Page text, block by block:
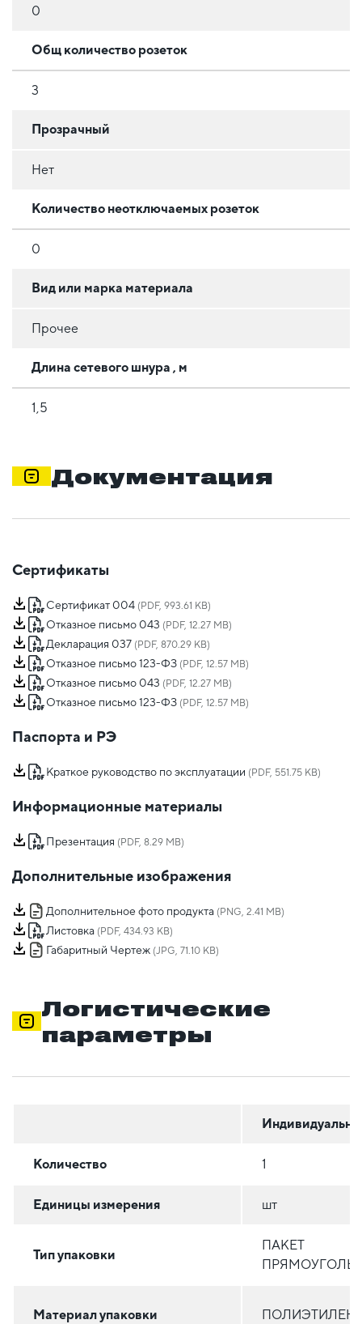
0
Общ количество розеток
3
Прозрачный
Нет
Количество неотключаемых розеток
0
Вид или марка материала
Прочее
Длина сетевого шнура , м
1,5
Документация
Сертификаты
Сертификат 004 (PDF, 993.61 KB)
Отказное письмо 043 (PDF, 12.27 MB)
Декларация 037 (PDF, 870.29 KB)
Отказное письмо 123-ФЗ (PDF, 12.57 MB)
Отказное письмо 043 (PDF, 12.27 MB)
Отказное письмо 123-ФЗ (PDF, 12.57 MB)
Паспорта и РЭ
Краткое руководство по эксплуатации (PDF, 551.75 KB)
Информационные материалы
Презентация (PDF, 8.29 MB)
Дополнительные изображения
Дополнительное фото продукта (PNG, 2.41 MB)
Листовка (PDF, 434.93 KB)
Габаритный Чертеж (JPG, 71.10 KB)
Логистические
параметры
Количество 1
Единицы измерения шт
Тип упаковки
ПАКЕТ
Материал упаковки ПОЛИЭТИЛЕН